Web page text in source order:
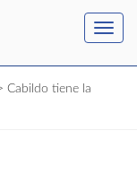
Cabildo tiene la